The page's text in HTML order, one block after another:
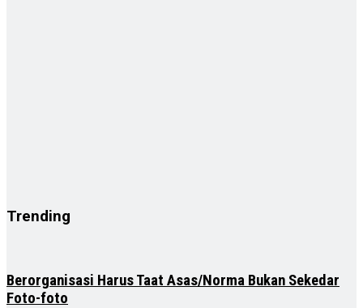
Trending
Berorganisasi Harus Taat Asas/Norma Bukan Sekedar
Foto-foto